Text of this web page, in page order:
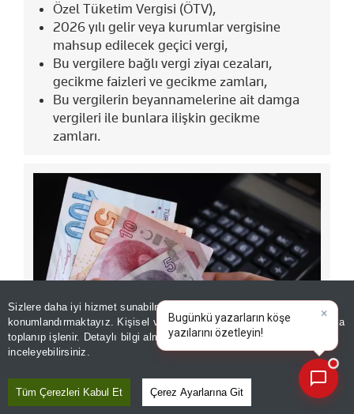
Sizlere daha iyi hizmet sunabilmek adına sitemizde
konumlandırmaktayız. Kişisel verileriniz, KVKK ve GDPR kapsamında
toplanıp işlenir. Detaylı bilgi almak içinAydınlatma Metnimizi
inceleyebilirsiniz.
Tüm Çerezleri Kabul Et Çerez Ayarlarına Git
Özel Tüketim Vergisi (ÖTV),
2026 yılı gelir veya kurumlar vergisine
mahsup edilecek geçici vergi,
Bu vergilere bağlı vergi ziyaı cezaları,
gecikme faizleri ve gecikme zamları,
Bu vergilerin beyannamelerine ait damga
vergileri ile bunlara ilişkin gecikme
zamları.
4. Müracaat için son tarih ne zamandır ve
başvuru nereye yapılır?
Son Başvuru Tarihi: 31 Ağustos 2026
Bugünkü yazarların kö